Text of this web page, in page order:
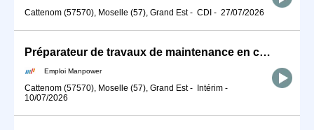
Cattenom (57570), Moselle (57), Grand Est- CDI - 27/07/2026
Préparateur de travaux de maintenance en chantier nucléaire (H/F)
Emploi Manpower
Cattenom (57570), Moselle (57), Grand Est- Intérim -
10/07/2026